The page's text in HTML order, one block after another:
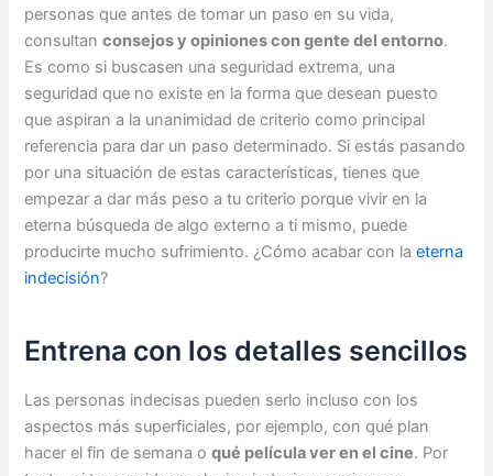
personas que antes de tomar un paso en su vida,
consultanconsejos y opiniones con gente del entorno.
Es como si buscasen una seguridad extrema, una
seguridad que no existe en la forma que desean puesto
que aspiran a la unanimidad de criterio como principal
referencia para dar un paso determinado. Si estás pasando
por una situación de estas características, tienes que
empezar a dar más peso a tu criterio porque vivir en la
eterna búsqueda de algo externo a ti mismo, puede
producirte mucho sufrimiento. ¿Cómo acabar con laeterna
indecisión?
Entrena con los detalles sencillos
Las personas indecisas pueden serlo incluso con los
aspectos más superficiales, por ejemplo, con qué plan
hacer el fin de semana oqué película ver en el cine. Por